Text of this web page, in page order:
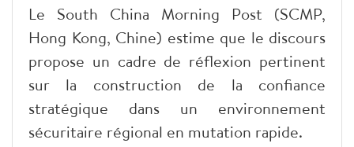
Le South China Morning Post (SCMP,
Hong Kong, Chine) estime que le discours
propose un cadre de réflexion pertinent
sur la construction de la confiance
stratégique dans un environnement
sécuritaire régional en mutation rapide.